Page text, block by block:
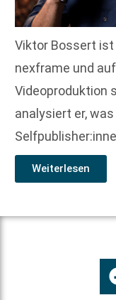
Viktor Bossert ist
nexframe und
Videoproduktion
analysiert er,
Weiterlesen